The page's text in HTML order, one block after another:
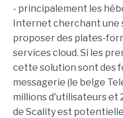
- principalement les
Internet cherchant une
proposer des plates-
services cloud. Si les
cette solution sont des
messagerie (le belge
millions d'utilisateurs et
de Scality est